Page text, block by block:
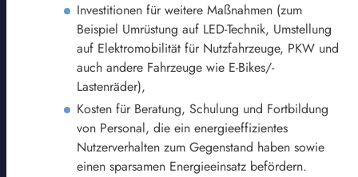
Investitionen für weitere Maßnahmen (zum
Beispiel Umrüstung auf LED-Technik, Umstellung
auf Elektromobilität für Nutzfahrzeuge, PKW und
auch andere Fahrzeuge wie E-Bikes/-
Lastenräder),
Kosten für Beratung, Schulung und Fortbildung
von Personal, die ein energieeffizientes
Nutzerverhalten zum Gegenstand haben sowie
einen sparsamen Energieeinsatz befördern.